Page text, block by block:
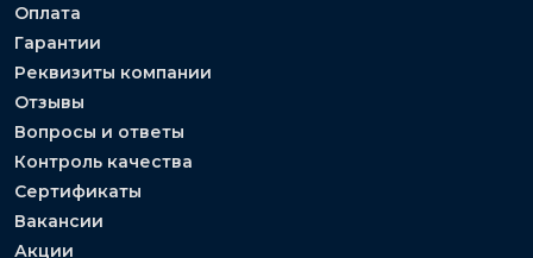
Оплата
Гарантии
Реквизиты компании
Отзывы
Вопросы и ответы
Контроль качества
Сертификаты
Вакансии
Акции